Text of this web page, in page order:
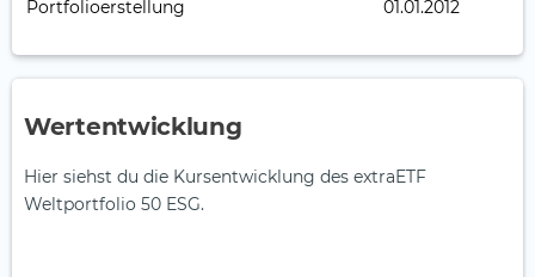
Portfolioerstellung 01.01.2012
Wertentwicklung
Hier siehst du die Kursentwicklung des extraETF
Weltportfolio 50 ESG.